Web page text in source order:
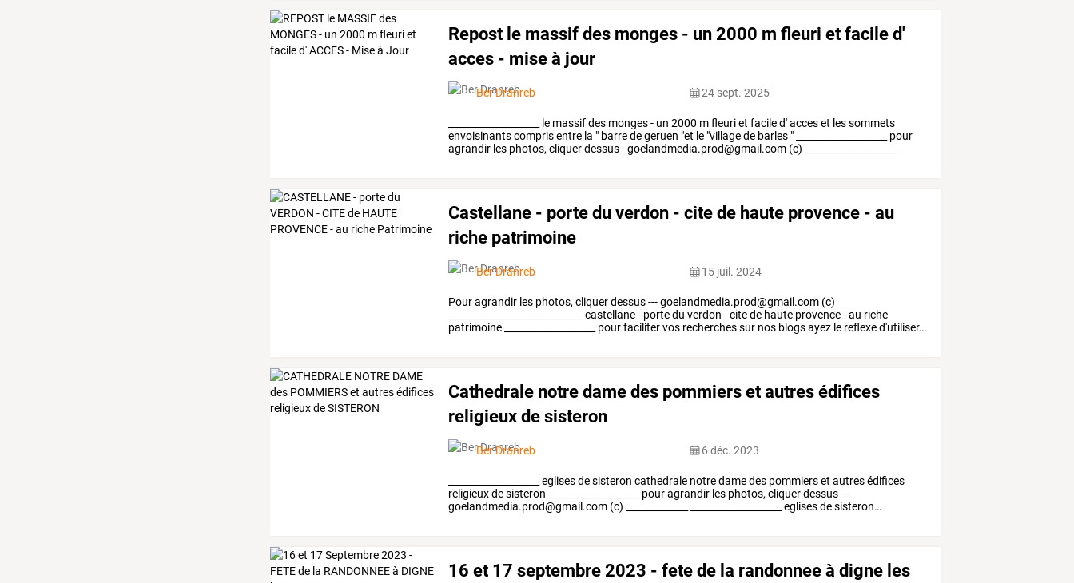
Repost le massif des monges - un 2000 m fleuri et facile d'
acces - mise à jour
Ber Dranreb 24 sept. 2025
le massifdes monges- un 2000 mfleuriet faciled'acceset lessommets
envoisinantscomprisentre la " barredegeruen "et le "villagede barles "
pour
agrandir les photos,cliquerdessus-goelandmedia.prod@gmail.com (c)
Castellane - porte du verdon - cite de haute provence - au
riche patrimoine
Ber Dranreb 15 juil. 2024
Pouragrandir les photos, cliquerdessus---goelandmedia.prod@gmail.com (c)
castellane- portedu verdon -citede haute provence-au riche
patrimoine
pourfacilitervos recherchessur nos blogsayez le reflexed'utiliser…
Cathedrale notre dame des pommiers et autres édifices
religieux de sisteron
Ber Dranreb 6 déc. 2023
eglisesdesisteron cathedrale notredamedes pommierset autresédifices
religieuxdesisteron pouragrandir les photos, cliquerdessus---
goelandmedia.prod@gmail.com (c) eglisesdesisteron…
16 et 17 septembre 2023 - fete de la randonnee à digne les